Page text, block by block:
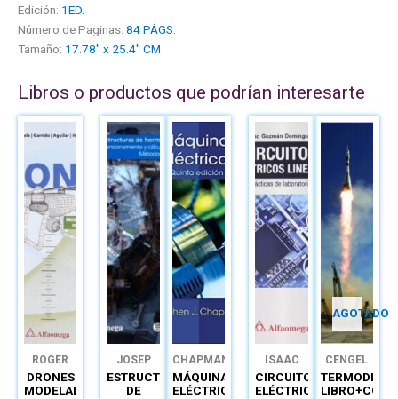
Edición: 1ED.
Número de Paginas: 84 PÁGS.
Tamaño: 17.78" x 25.4" CM
Libros o productos que podrían interesarte
ROGER
MIRANDA
COLORADO
DRONES
MODELADO
JOSEP
GÓMEZPEPA
GÓMEZ
ESTRUCTURAS
DE
CHAPMAN
MÁQUINAS
ELÉCTRICAS
ISAAC
GUZMÁN
DOMÍNGUEZ
CIRCUITOS
ELÉCTRICOS
AGOTADO
CENGEL